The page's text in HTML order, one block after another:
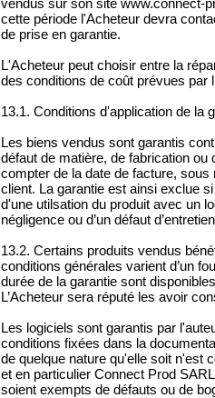
cette période l'Acheteur devra
de prise en garantie.
L'Acheteur peut choisir entre la
des conditions de coût prévues par
13.1. Conditions d'application de la
Les biens vendus sont garantis
défaut de matière, de fabrication
compter de la date de facture, sous
client. La garantie est ainsi exclue
d'une utilsation du produit avec un
négligence ou d’un défaut
13.2. Certains produits vendus
conditions générales varient d’un
durée de la garantie sont
L’Acheteur sera réputé les avoir
Les logiciels sont garantis par
conditions fixées dans la
de quelque nature qu'elle soit n'est
et en particulier Connect Prod
soient exempts de défauts ou de